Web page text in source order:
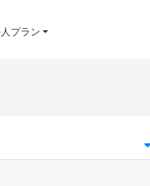
プラン